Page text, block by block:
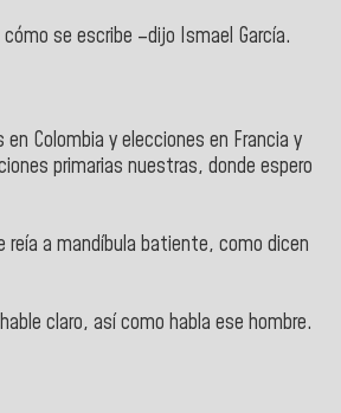
se escribe –dijo Ismael García.
Colombia y elecciones en Francia y
primarias nuestras, donde espero
reía a mandíbula batiente, como dicen
claro, así como habla ese hombre.